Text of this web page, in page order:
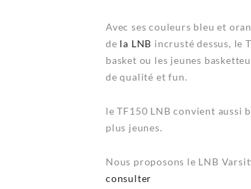
Avec ses couleurs bleu et
de la LNB incrusté dessus, le
basket ou les jeunes
de qualité et fun.
le TF150 LNB convient aussi
plus jeunes.
Nous proposons le LNB
consulter